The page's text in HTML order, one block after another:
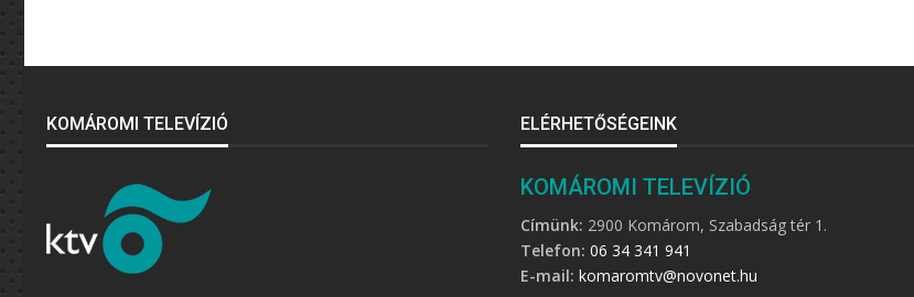
KOMÁROMI TELEVÍZIÓ ELÉRHETŐSÉGEINK
KOMÁROMI TELEVÍZIÓ
Címünk: 2900 Komárom, Szabadság tér 1.
Telefon: 06 34 341 941
E-mail: komaromtv@novonet.hu